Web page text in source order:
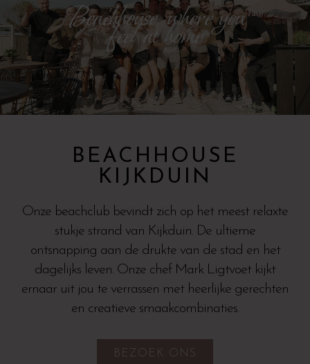
Beachhouse, where you
feel at home
BEACHHOUSE
KIJKDUIN
Onze beachclub bevindt zich op het meest relaxte
stukje strand van Kijkduin. De ultieme
ontsnapping aan de drukte van de stad en het
dagelijks leven. Onze chef Mark Ligtvoet kijkt
ernaar uit jou te verrassen met heerlijke gerechten
en creatieve smaakcombinaties.
BEZOEK ONS